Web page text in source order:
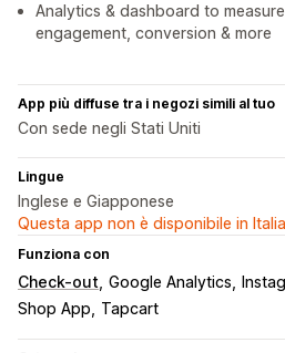
Analytics & dashboard to
engagement, conversion & more
App più diffuse tra i negozi simili al tuo
Con sede negli Stati Uniti
Lingue
Inglese e Giapponese
Questa app non è disponibile in
Funziona con
Check-out Google Analytics
Shop App
Tapcart